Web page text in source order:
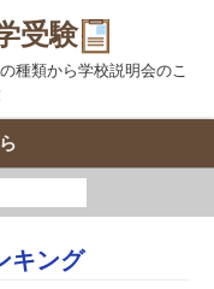
受験
種類から学校説明会のこ
キング